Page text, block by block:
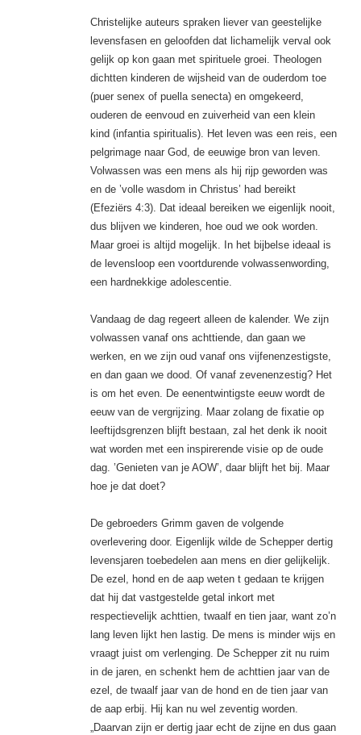
Christelijke auteurs spraken liever van geestelijke
levensfasen en geloofden dat lichamelijk verval ook
gelijk op kon gaan met spirituele groei. Theologen
dichtten kinderen de wijsheid van de ouderdom toe
(puer senex of puella senecta) en omgekeerd,
ouderen de eenvoud en zuiverheid van een klein
kind (infantia spiritualis). Het leven was een reis, een
pelgrimage naar God, de eeuwige bron van leven.
Volwassen was een mens als hij rijp geworden was
en de ’volle wasdom in Christus’ had bereikt
(Efeziërs 4:3). Dat ideaal bereiken we eigenlijk nooit,
dus blijven we kinderen, hoe oud we ook worden.
Maar groei is altijd mogelijk. In het bijbelse ideaal is
de levensloop een voortdurende volwassenwording,
een hardnekkige adolescentie.
Vandaag de dag regeert alleen de kalender. We zijn
volwassen vanaf ons achttiende, dan gaan we
werken, en we zijn oud vanaf ons vijfenenzestigste,
en dan gaan we dood. Of vanaf zevenenzestig? Het
is om het even. De eenentwintigste eeuw wordt de
eeuw van de vergrijzing. Maar zolang de fixatie op
leeftijdsgrenzen blijft bestaan, zal het denk ik nooit
wat worden met een inspirerende visie op de oude
dag. ’Genieten van je AOW’, daar blijft het bij. Maar
hoe je dat doet?
De gebroeders Grimm gaven de volgende
overlevering door. Eigenlijk wilde de Schepper dertig
levensjaren toebedelen aan mens en dier gelijkelijk.
De ezel, hond en de aap weten t gedaan te krijgen
dat hij dat vastgestelde getal inkort met
respectievelijk achttien, twaalf en tien jaar, want zo’n
lang leven lijkt hen lastig. De mens is minder wijs en
vraagt juist om verlenging. De Schepper zit nu ruim
in de jaren, en schenkt hem de achttien jaar van de
ezel, de twaalf jaar van de hond en de tien jaar van
de aap erbij. Hij kan nu wel zeventig worden.
„Daarvan zijn er dertig jaar echt de zijne en dus gaan